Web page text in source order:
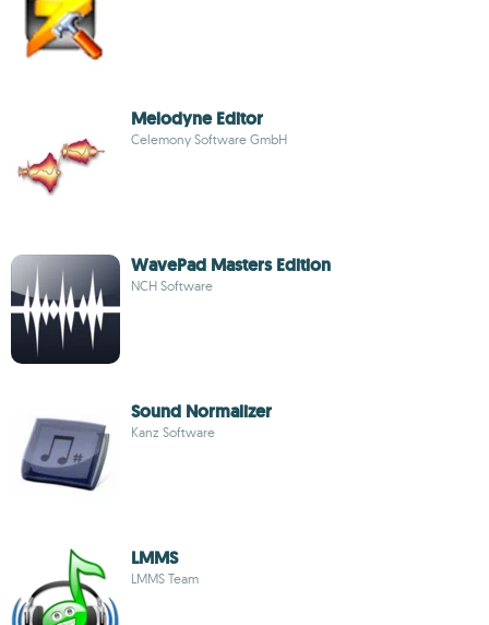
Melodyne Editor
Celemony Software GmbH
WavePad Masters Edition
NCH Software
Sound Normalizer
Kanz Software
LMMS
LMMS Team